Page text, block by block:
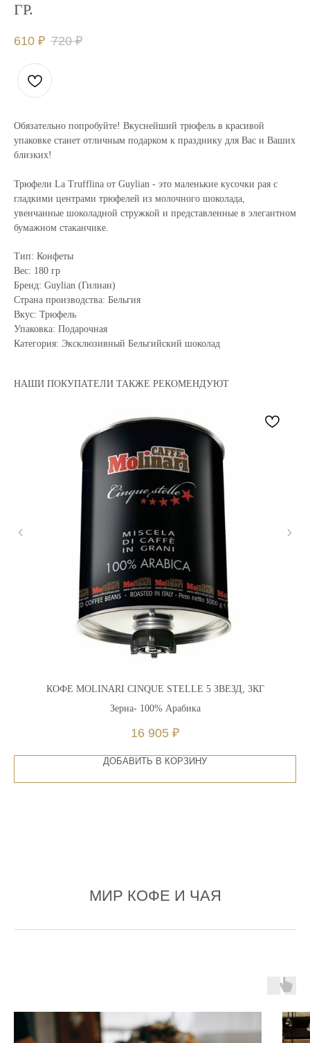
ГР.
610 ₽ 720 ₽
Обязательно попробуйте! Вкуснейший трюфель в красивой
упаковке станет отличным подарком к празднику для Вас и Ваших
близких!
Трюфели La Trufflina от Guylian - это маленькие кусочки рая с
гладкими центрами трюфелей из молочного шоколада,
увенчанные шоколадной стружкой и представленные в элегантном
бумажном стаканчике.
Тип: Конфеты
Вес: 180 гр
Бренд: Guylian (Гилиан)
Страна производства: Бельгия
Вкус: Трюфель
Упаковка: Подарочная
Категория: Эксклюзивный Бельгийский шоколад
НАШИ ПОКУПАТЕЛИ ТАКЖЕ РЕКОМЕНДУЮТ
КОФЕ MOLINARI CINQUE STELLE 5 ЗВЕЗД, 3КГ
Зерна- 100% Арабика
16 905 ₽
ДОБАВИТЬ В КОРЗИНУ
МИР КОФЕ И ЧАЯ